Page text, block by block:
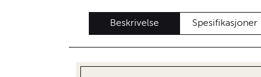
Beskrivelse Spesifikasjoner